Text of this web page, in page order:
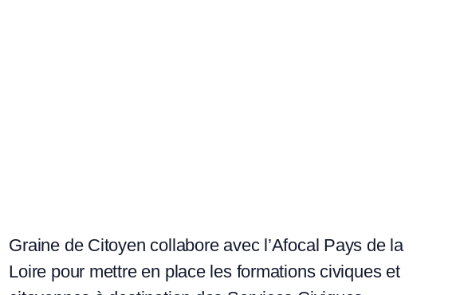
Graine de Citoyen collabore avec l’Afocal Pays de la
Loire pour mettre en place les formations civiques et